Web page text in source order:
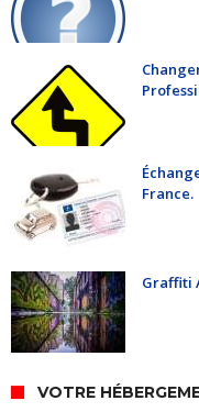
France.
Graffiti
VOTRE